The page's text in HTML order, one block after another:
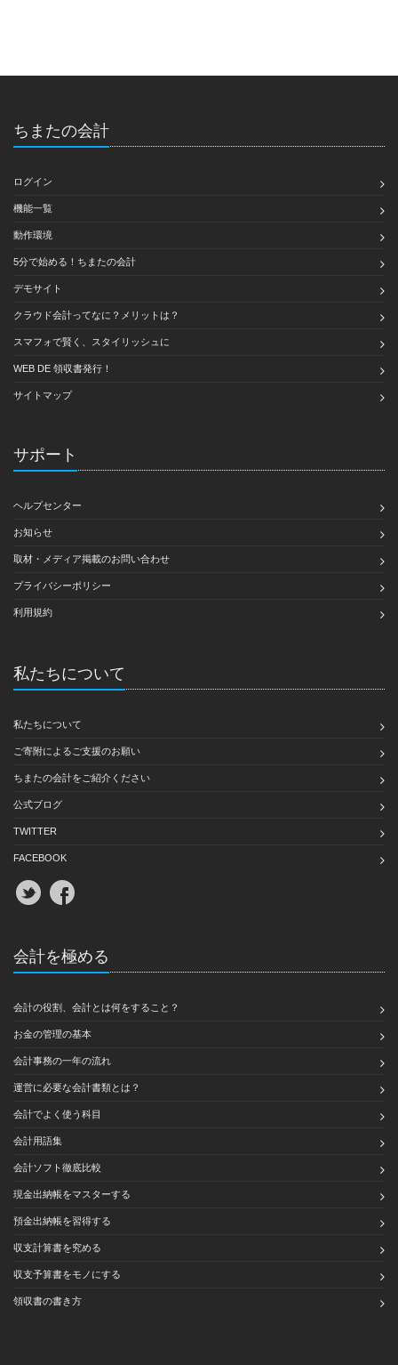
ちまたの会計
ログイン
機能一覧
動作環境
5分で始める！ちまたの会計
デモサイト
クラウド会計ってなに？メリットは？
スマフォで賢く、スタイリッシュに
WEB DE 領収書発行！
サイトマップ
サポート
ヘルプセンター
お知らせ
取材・メディア掲載のお問い合わせ
プライバシーポリシー
利用規約
私たちについて
私たちについて
ご寄附によるご支援のお願い
ちまたの会計をご紹介ください
公式ブログ
TWITTER
FACEBOOK
会計を極める
会計の役割、会計とは何をすること？
お金の管理の基本
会計事務の一年の流れ
運営に必要な会計書類とは？
会計でよく使う科目
会計用語集
会計ソフト徹底比較
現金出納帳をマスターする
預金出納帳を習得する
収支計算書を究める
収支予算書をモノにする
領収書の書き方